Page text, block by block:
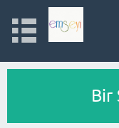
Bir